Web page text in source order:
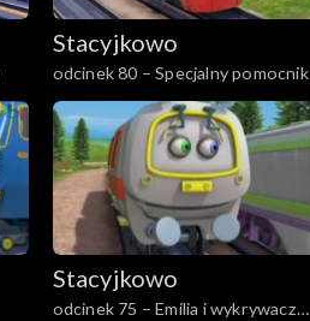
Stacyjkowo
odcinek 80 – Specjalny pomocnik
Wilson
Stacyjkowo
odcinek 75 – Emilia i wykrywacz